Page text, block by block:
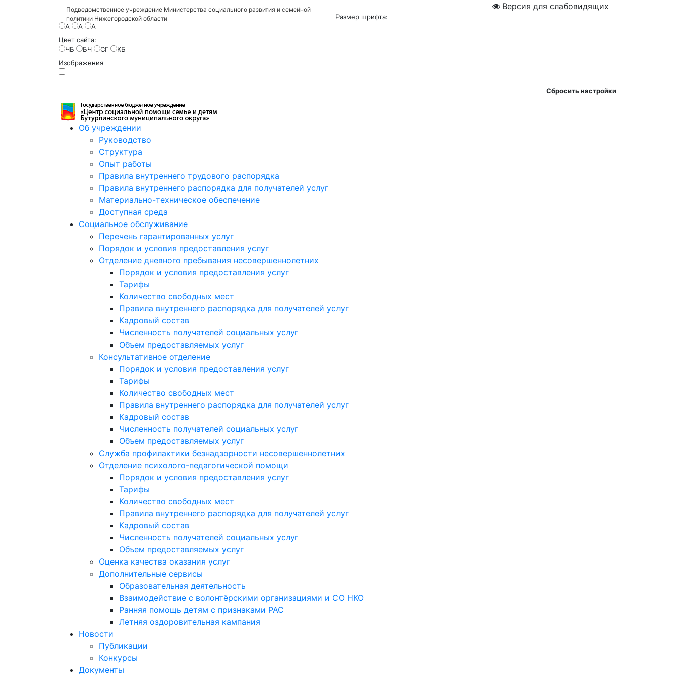
Подведомственное учреждение Министерства социального развития и семейной
политики Нижегородской области
Версия для слабовидящих
Размер шрифта:
A
A
A
Цвет сайта:
ЧБ
БЧ СГ
КБ
Изображения
Сбросить настройки
Об учреждении
Руководство
Структура
Опыт работы
Правила внутреннего трудового распорядка
Правила внутреннего распорядка для получателей услуг
Материально-техническое обеспечение
Доступная среда
Социальное обслуживание
Перечень гарантированных услуг
Порядок и условия предоставления услуг
Отделение дневного пребывания несовершеннолетних
Порядок и условия предоставления услуг
Тарифы
Количество свободных мест
Правила внутреннего распорядка для получателей услуг
Кадровый состав
Численность получателей социальных услуг
Объем предоставляемых услуг
Консультативное отделение
Порядок и условия предоставления услуг
Тарифы
Количество свободных мест
Правила внутреннего распорядка для получателей услуг
Кадровый состав
Численность получателей социальных услуг
Объем предоставляемых услуг
Служба профилактики безнадзорности несовершеннолетних
Отделение психолого-педагогической помощи
Порядок и условия предоставления услуг
Тарифы
Количество свободных мест
Правила внутреннего распорядка для получателей услуг
Кадровый состав
Численность получателей социальных услуг
Объем предоставляемых услуг
Оценка качества оказания услуг
Дополнительные сервисы
Образовательная деятельность
Взаимодействие с волонтёрскими организациями и СО НКО
Ранняя помощь детям с признаками РАС
Летняя оздоровительная кампания
Новости
Публикации
Конкурсы
Документы